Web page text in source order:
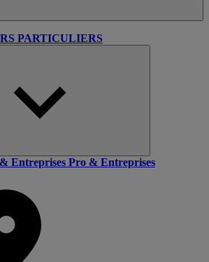
PARTICULIERS
Entreprises Pro & Entreprises